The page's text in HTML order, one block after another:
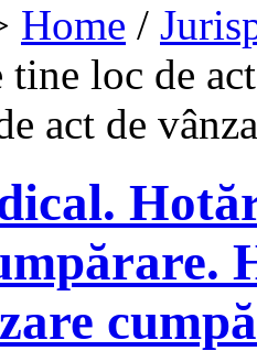
Home /
tine loc de
act de